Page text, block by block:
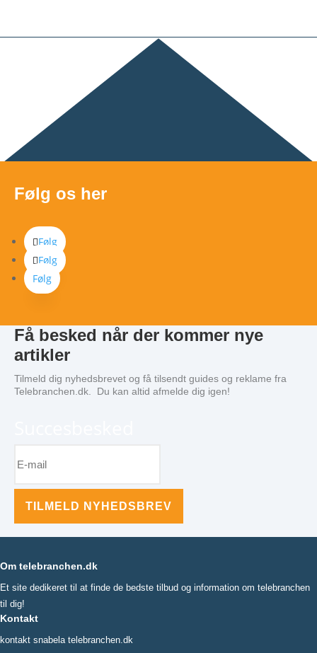
Følg os her
Følg
Følg
Følg
Få besked når der kommer nye
artikler
Tilmeld dig nyhedsbrevet og få tilsendt guides og reklame fra
Telebranchen.dk. Du kan altid afmelde dig igen!
TILMELD NYHEDSBREV
Om telebranchen.dk
Et site dedikeret til at finde de bedste tilbud og information om telebranchen
til dig!
Kontakt
kontakt snabela telebranchen.dk